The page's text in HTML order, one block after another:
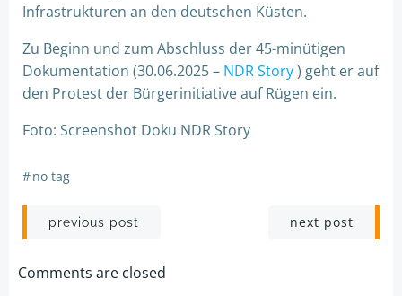
Infrastrukturen an den deutschen Küsten.
Zu Beginn und zum Abschluss der 45-minütigen
Dokumentation (30.06.2025 – NDR Story) geht er auf
den Protest der Bürgerinitiative auf Rügen ein.
Foto: Screenshot Doku NDR Story
#no tag
Post
navigation
previous post next post
Comments are closed